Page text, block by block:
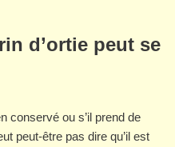
d’ortie peut se
conservé ou s’il prend de
peut-être pas dire qu’il est